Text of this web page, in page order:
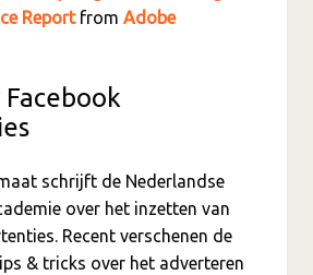
Report from Adobe
schrijft de Nederlandse
over het inzetten van
Recent verschenen de
& tricks over het adverteren